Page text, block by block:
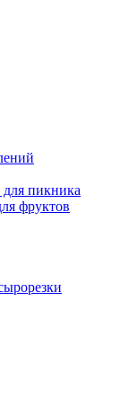
пикника
фруктов